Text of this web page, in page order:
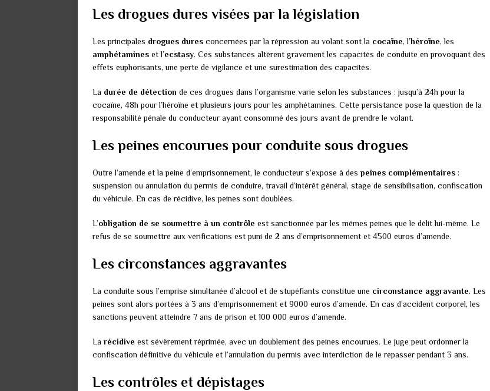
Les drogues dures visées par la législation
Les principales drogues dures concernées par la répression au volant sont la cocaïne, l’héroïne, les
amphétamines et l’ecstasy. Ces substances altèrent gravement les capacités de conduite en provoquant des
effets euphorisants, une perte de vigilance et une surestimation des capacités.
La durée de détection de ces drogues dans l’organisme varie selon les substances : jusqu’à 24h pour la
cocaïne, 48h pour l’héroïne et plusieurs jours pour les amphétamines. Cette persistance pose la question de la
responsabilité pénale du conducteur ayant consommé des jours avant de prendre le volant.
Les peines encourues pour conduite sous drogues
Outre l’amende et la peine d’emprisonnement, le conducteur s’expose à des peines complémentaires :
suspension ou annulation du permis de conduire, travail d’intérêt général, stage de sensibilisation, confiscation
du véhicule. En cas de récidive, les peines sont doublées.
L’obligation de se soumettre à un contrôle est sanctionnée par les mêmes peines que le délit lui-même. Le
refus de se soumettre aux vérifications est puni de 2 ans d’emprisonnement et 4500 euros d’amende.
Les circonstances aggravantes
La conduite sous l’emprise simultanée d’alcool et de stupéfiants constitue une circonstance aggravante. Les
peines sont alors portées à 3 ans d’emprisonnement et 9000 euros d’amende. En cas d’accident corporel, les
sanctions peuvent atteindre 7 ans de prison et 100 000 euros d’amende.
La récidive est sévèrement réprimée, avec un doublement des peines encourues. Le juge peut ordonner la
confiscation définitive du véhicule et l’annulation du permis avec interdiction de le repasser pendant 3 ans.
Les contrôles et dépistages